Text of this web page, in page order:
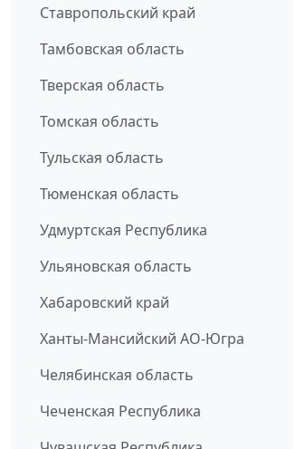
Ставропольский край
Тамбовская область
Тверская область
Томская область
Тульская область
Тюменская область
Удмуртская Республика
Ульяновская область
Хабаровский край
Ханты-Мансийский АО-Югра
Челябинская область
Чеченская Республика